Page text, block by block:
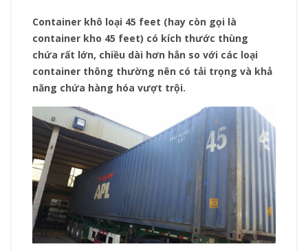
Container khô loại 45 feet (hay còn gọi là
container kho 45 feet) có kích thước thùng
chứa rất lớn, chiều dài hơn hẳn so với các loại
container thông thường nên có tải trọng và khả
năng chứa hàng hóa vượt trội.